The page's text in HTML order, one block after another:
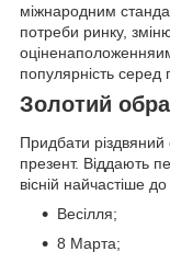
міжнародним
потреби ринку,
популярність серед
Золотий
Придбати
презент. Віддають
вісній найчастіше
Весілля;
8 Марта;